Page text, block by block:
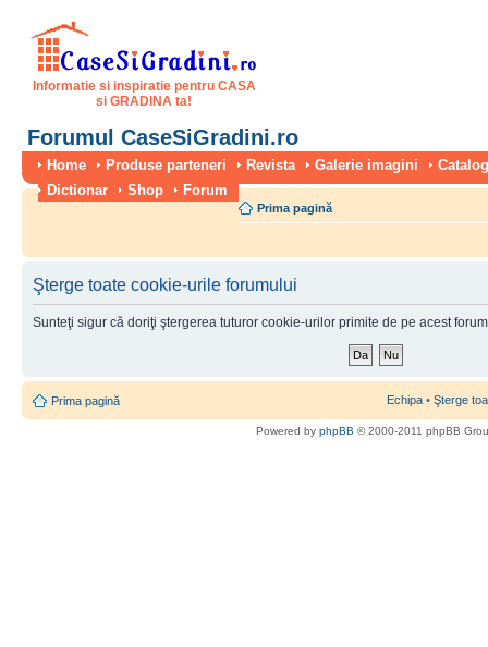
Informatie si inspiratie pentru CASA
si GRADINA ta!
Forumul CaseSiGradini.ro
Home Produse parteneri Revista Galerie imagini
Dictionar
Shop Forum
Prima pagină
Şterge toate cookie-urile forumului
Sunteţi sigur că doriţi ştergerea tuturor cookie-urilor primite de pe acest
Prima pagină Echipa • Şterge
Powered by phpBB © 2000-2011 phpBB